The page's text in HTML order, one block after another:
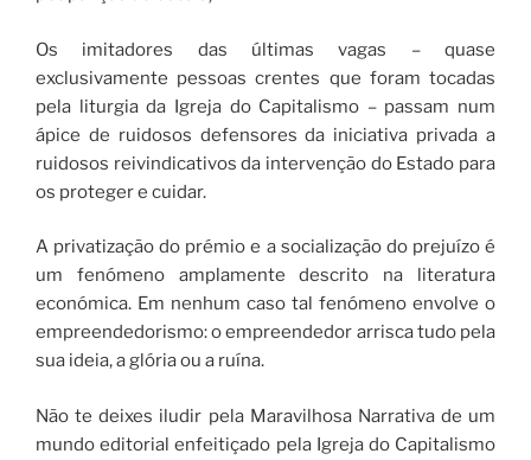
Os imitadores das últimas vagas – quase
exclusivamente pessoas crentes que foram tocadas
pela liturgia da Igreja do Capitalismo – passam num
ápice de ruidosos defensores da iniciativa privada a
ruidosos reivindicativos da intervenção do Estado para
os proteger e cuidar.
A privatização do prémio e a socialização do prejuízo é
um fenómeno amplamente descrito na literatura
económica. Em nenhum caso tal fenómeno envolve o
empreendedorismo: o empreendedor arrisca tudo pela
sua ideia, a glória ou a ruína.
Não te deixes iludir pela Maravilhosa Narrativa de um
mundo editorial enfeitiçado pela Igreja do Capitalismo